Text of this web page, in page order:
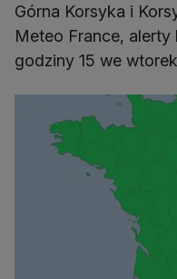
Górna Korsyka i
Meteo France,
godziny 15 we